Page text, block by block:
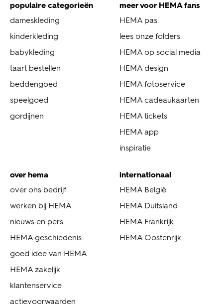
populaire categorieën
dameskleding
kinderkleding
babykleding
taart bestellen
beddengoed
speelgoed
gordijnen
meer voor HEMA fans
HEMA pas
lees onze folders
HEMA op social media
HEMA design
HEMA fotoservice
HEMA cadeaukaarten
HEMA tickets
HEMA app
inspiratie
over hema
over ons bedrijf
werken bij HEMA
nieuws en pers
HEMA geschiedenis
goed idee van HEMA
HEMA zakelijk
klantenservice
actievoorwaarden
internationaal
HEMA België
HEMA Duitsland
HEMA Frankrijk
HEMA Oostenrijk